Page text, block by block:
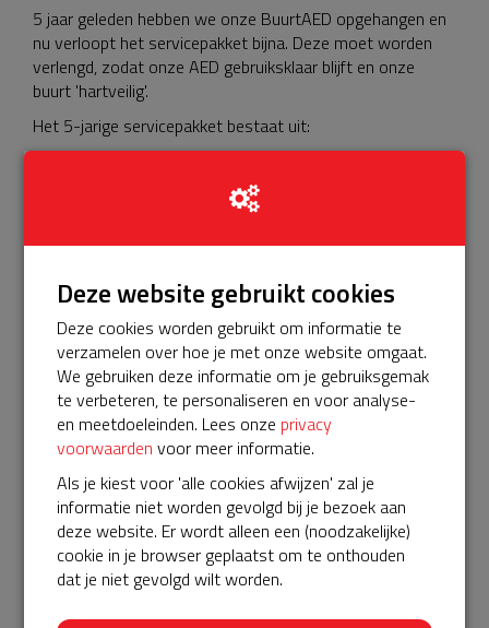
5 jaar geleden hebben we onze BuurtAED opgehangen en
nu verloopt het servicepakket bijna. Deze moet worden
verlengd, zodat onze AED gebruiksklaar blijft en onze
buurt 'hartveilig'.
Het 5-jarige servicepakket bestaat uit:
ProCardio is 24/7 bereikbaar als de AED een storing
heeftProCardio komt langs op locatie om de storing te
verhelpen.
Inzet
ProCardio is 24/7 bereikbaar na een inzetProCardio komt
langs op locatie om de AED en de Snelle Interventiekit
weer gebruiksklaar te maken. Uitlezen van de AEDECG
gegevens beschikbaar stellen voor de behandelend arts.
Na een inzet kunnen de kosten voor nieuwe electroden
worden gedeclareerd.
Automatische toezending nieuwe electroden en batterij
per pakketpost. Deze kan je gemakkelijk zelf vervangen, wij
hoeven hier niet voor langs te komen. Alle
materiaalkosten voor regulier onderhoud zijn inbegrepen.
Deze website gebruikt cookies
Deze cookies worden gebruikt om informatie te
verzamelen over hoe je met onze website omgaat.
We gebruiken deze informatie om je gebruiksgemak
te verbeteren, te personaliseren en voor analyse-
en meetdoeleinden. Lees onze privacy
voorwaarden voor meer informatie.
Als je kiest voor 'alle cookies afwijzen' zal je
informatie niet worden gevolgd bij je bezoek aan
deze website. Er wordt alleen een (noodzakelijke)
cookie in je browser geplaatst om te onthouden
dat je niet gevolgd wilt worden.